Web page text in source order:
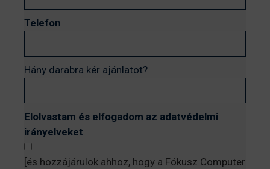
Telefon
Hány darabra kér ajánlatot?
Elolvastam és elfogadom az adatvédelmi
irányelveket
[és hozzájárulok ahhoz, hogy a Fókusz Computer